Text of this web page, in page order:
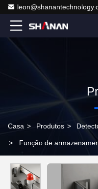
Casa > Produtos >
> Função de
magnético